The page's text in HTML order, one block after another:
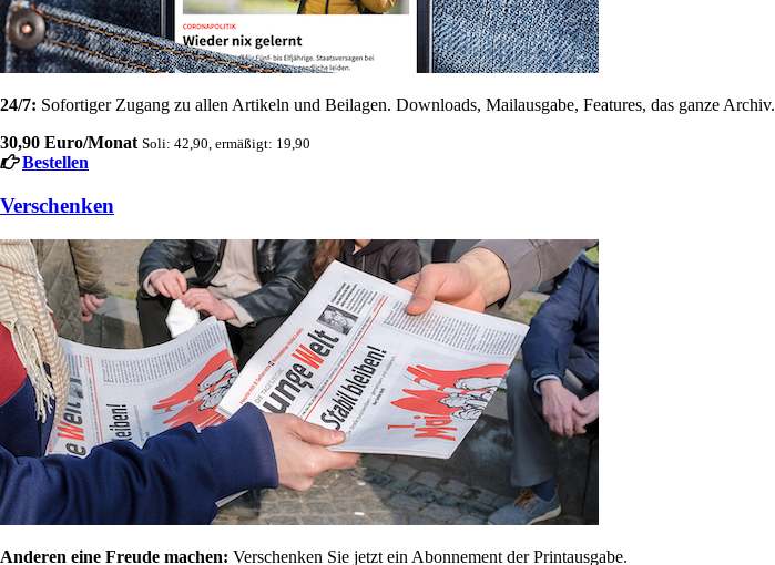
24/7: Sofortiger Zugang zu allen Artikeln und Beilagen. Downloads, Mailausgabe, Features, das ganze Archiv.
30,90 Euro/Monat Soli: 42,90, ermäßigt: 19,90
Bestellen
Verschenken
Anderen eine Freude machen: Verschenken Sie jetzt ein Abonnement der Printausgabe.